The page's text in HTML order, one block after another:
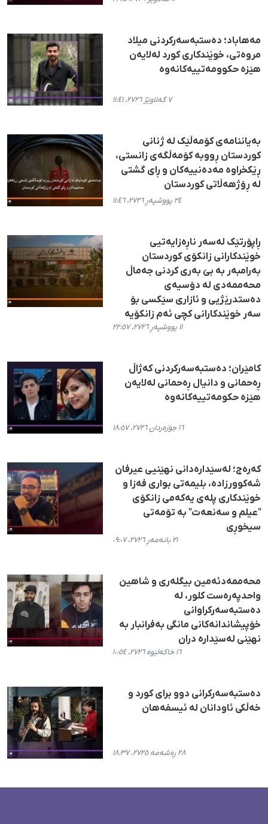
مەهاباد؛ دەستبەسەرکردنی میلاد
مروەتی، خوێندکاری کورد لەلایەن
هێزە حکوومەتییەکانەوە
٧ گەلاوێژ ٢٧٢٦، ١١:٤١
بەیاننامەی کۆمەڵێک لە ژنانی
کوردستان ڕووبە کۆمەڵگەی زانستی،
ڕێکخراوە مەدەنییەکان و ڕای گشتی
لە ڕۆژهەڵاتی کوردستان
٢٤ پووشپەڕ ٢٧٢٦، ١١:٤٦
ڕاپۆرتێک لەسەر ناڕەزایەتیی
خوێندکارانی زانکۆی کوردستان
بەرامبەر بە بێ بەری کردنی جەماڵ
محەممەدی لە دۆسیەی
دەستدرێژیی و ئازاری سێکسی بۆ
سەر خوێندکارانی کچی ئەم زانکۆیە
١١ پووشپەڕ ٢٧٢٦، ٢٢:٥٧
کامێران؛ دەستبەسەرکردنی کەژاڵ
ڕەحمانی و دانیال ڕەحمانی لەلایەن
هێزە حکومەتییەکانەوە
١٦ جۆزەردان ٢٧٢٦، ١٨:٥٧
کەرەج؛ لەسێدارەدانی نهێنیی عیرفان
شەکوورزادە، بلیمەتی بواری فەزا و
خوێندکاری پلەی یەکەمی زانکۆی
"عیلم و سەنعەت" بە تۆمەتی
سیخوڕی
٢١ بانەمەڕ ٢٧٢٦، ٠٩:٠٧
محەممەدئەمین بیگلەری و شاهین
واحدپەرەست کلور، لە
دەستبەسەرکراوانی
خۆپیشاندانەکانی مانگی بەفرانبار بە
نهێنی لەسێدارە دران
١٦ خاکەلێوە ٢٧٢٦، ١٠:٥٤
دەستبەسەرکرانی دوو برای کورد و
خەڵکی ئاودانان لە ئیسفەهان
٢٨ ڕەشەمە ٢٧٢٥، ١٨:٣٧